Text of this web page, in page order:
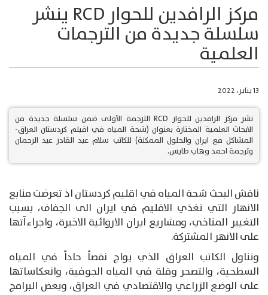
مركز الرافدين للحوار RCD ينشر
سلسلة جديدة من الترجمات
العلمية
13 يناير، 2022
نشر مركز الرافدين للحوار RCD الترجمة الأولى ضمن سلسلة جديدة من
الابحاث العلمية المختارة بعنوان (شحة المياه في اقيلم كردستان العراق-
المشاكل مع ايران والحلول الممكنة) للكاتب سلام عبد القادر عبد الرحمان
وترجمة احمد وهاب طايس.
ناقش البحث شحة المياه في اقليم كردستان اذ تعرضت منابع
الانهار التي تغذي الاقليم في ايران الى الجفاف، بسبب
التغيير المناخي، ومشاريع ايران الاروائية الاخيرة، واجراءآتها
على الانهر المشتركة.
وتناول الكاتب العراق الذي يواج نقصاً حاداً في المياه
السطحية، والتصحر وقلة في المياه الجوفية، وانعكاساتها
على الوضع الزراعي والاقتصادي في العراق، وبعض البرامج